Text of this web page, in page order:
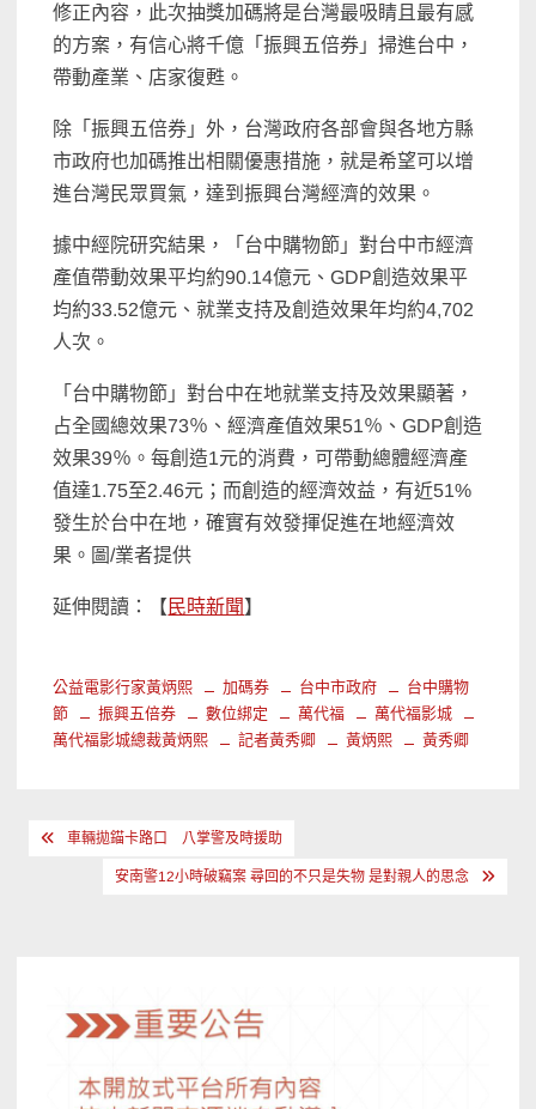
修正內容，此次抽獎加碼將是台灣最吸睛且最有感
的方案，有信心將千億「振興五倍券」掃進台中，
帶動產業、店家復甦。
除「振興五倍券」外，台灣政府各部會與各地方縣
市政府也加碼推出相關優惠措施，就是希望可以增
進台灣民眾買氣，達到振興台灣經濟的效果。
據中經院研究結果，「台中購物節」對台中市經濟
產值帶動效果平均約90.14億元、GDP創造效果平
均約33.52億元、就業支持及創造效果年均約4,702
人次。
「台中購物節」對台中在地就業支持及效果顯著，
占全國總效果73％、經濟產值效果51％、GDP創造
效果39％。每創造1元的消費，可帶動總體經濟產
值達1.75至2.46元；而創造的經濟效益，有近51%
發生於台中在地，確實有效發揮促進在地經濟效
果。圖/業者提供
延伸閱讀：【 民時新聞 】
公益電影行家黃炳熙 加碼券 台中市政府
台中購物
節
振興五倍券 數位綁定 萬代福
萬代福影城
萬代福影城總裁黃炳熙
記者黃秀卿 黃炳熙 黃秀卿
文 車輛拋錨卡路口 八掌警及時援助
安南警12小時破竊案 尋回的不只是失物 是對親人的思念